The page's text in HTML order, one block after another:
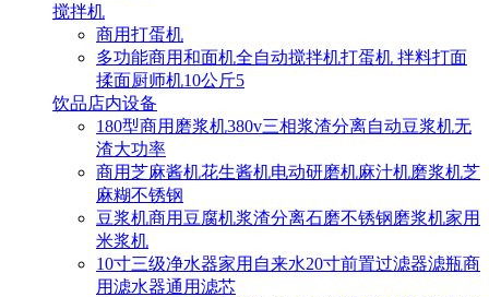
搅拌机
商用打蛋机
多功能商用和面机全自动搅拌机打蛋机 拌料打面
揉面厨师机10公斤5
饮品店内设备
180型商用磨浆机380v三相浆渣分离自动豆浆机无
渣大功率
商用芝麻酱机花生酱机电动研磨机麻汁机磨浆机芝
麻糊不锈钢
豆浆机商用豆腐机浆渣分离石磨不锈钢磨浆机家用
米浆机
10寸三级净水器家用自来水20寸前置过滤器滤瓶商
用滤水器通用滤芯